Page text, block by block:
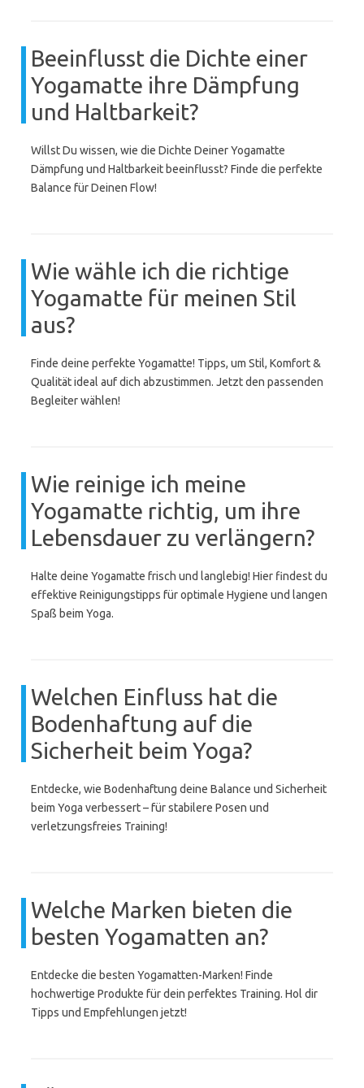
Beeinflusst die Dichte einer
Yogamatte ihre Dämpfung
und Haltbarkeit?
Willst Du wissen, wie die Dichte Deiner Yogamatte
Dämpfung und Haltbarkeit beeinflusst? Finde die perfekte
Balance für Deinen Flow!
Wie wähle ich die richtige
Yogamatte für meinen Stil
aus?
Finde deine perfekte Yogamatte! Tipps, um Stil, Komfort &
Qualität ideal auf dich abzustimmen. Jetzt den passenden
Begleiter wählen!
Wie reinige ich meine
Yogamatte richtig, um ihre
Lebensdauer zu verlängern?
Halte deine Yogamatte frisch und langlebig! Hier findest du
effektive Reinigungstipps für optimale Hygiene und langen
Spaß beim Yoga.
Welchen Einfluss hat die
Bodenhaftung auf die
Sicherheit beim Yoga?
Entdecke, wie Bodenhaftung deine Balance und Sicherheit
beim Yoga verbessert – für stabilere Posen und
verletzungsfreies Training!
Welche Marken bieten die
besten Yogamatten an?
Entdecke die besten Yogamatten-Marken! Finde
hochwertige Produkte für dein perfektes Training. Hol dir
Tipps und Empfehlungen jetzt!